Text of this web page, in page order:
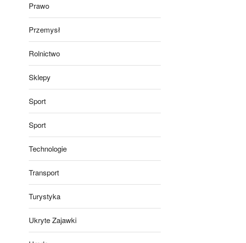
Prawo
Przemysł
Rolnictwo
Sklepy
Sport
Sport
Technologie
Transport
Turystyka
Ukryte Zajawki